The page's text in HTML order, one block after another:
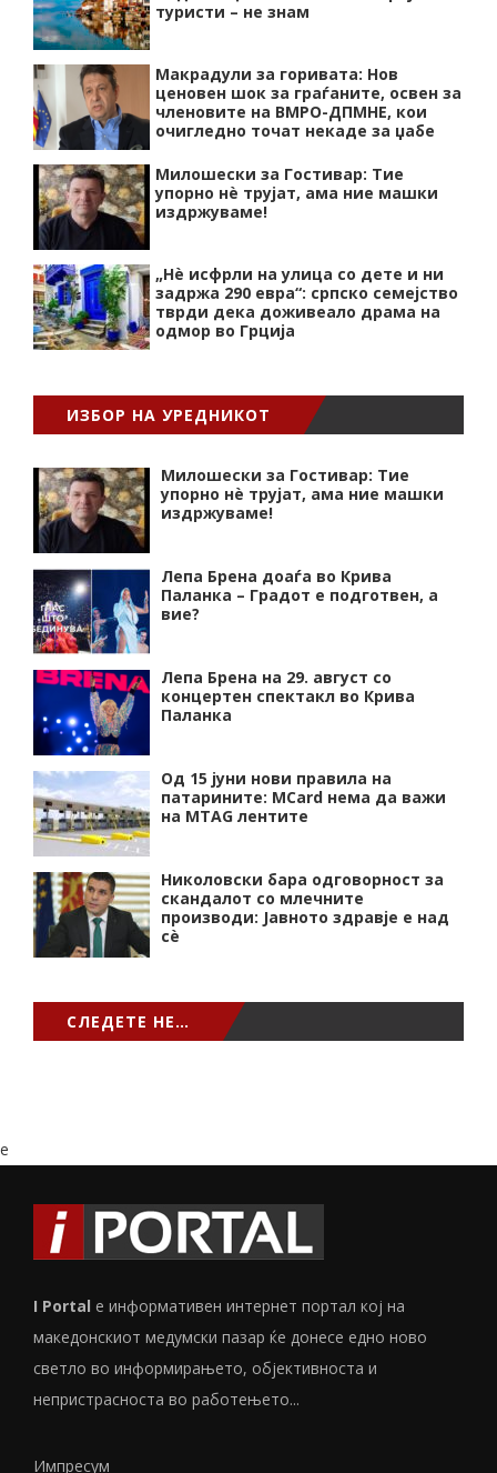
туристи – не знам
Макрадули за горивата: Нов
ценовен шок за граѓаните, освен за
членовите на ВМРО-ДПМНЕ, кои
очигледно точат некаде за џабе
Милошески за Гостивар: Тие
упорно нѐ трујат, ама ние машки
издржуваме!
„Нѐ исфрли на улица со дете и ни
задржа 290 евра“: српско семејство
тврди дека доживеало драма на
одмор во Грција
ИЗБОР НА УРЕДНИКОТ
Милошески за Гостивар: Тие
упорно нѐ трујат, ама ние машки
издржуваме!
Лепа Брена доаѓа во Крива
Паланка – Градот е подготвен, а
вие?
Лепа Брена на 29. август со
концертен спектакл во Крива
Паланка
Од 15 јуни нови правила на
патарините: MCard нема да важи
на MTAG лентите
Николовски бара одговорност за
скандалот со млечните
производи: Јавното здравје е над
сѐ
СЛЕДЕТЕ НЕ…
e
I Portal е информативен интернет портал кој на
македонскиот медумски пазар ќе донесе едно ново
светло во информирањето, објективноста и
непристрасноста во работењето...
Импресум